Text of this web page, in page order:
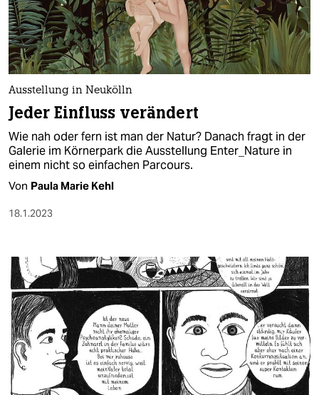
Ausstellung in Neukölln
Jeder Einfluss verändert
Wie nah oder fern ist man der Natur? Danach fragt in der
Galerie im Körnerpark die Ausstellung Enter_Nature in
einem nicht so einfachen Parcours.
Von Paula Marie Kehl
18.1.2023